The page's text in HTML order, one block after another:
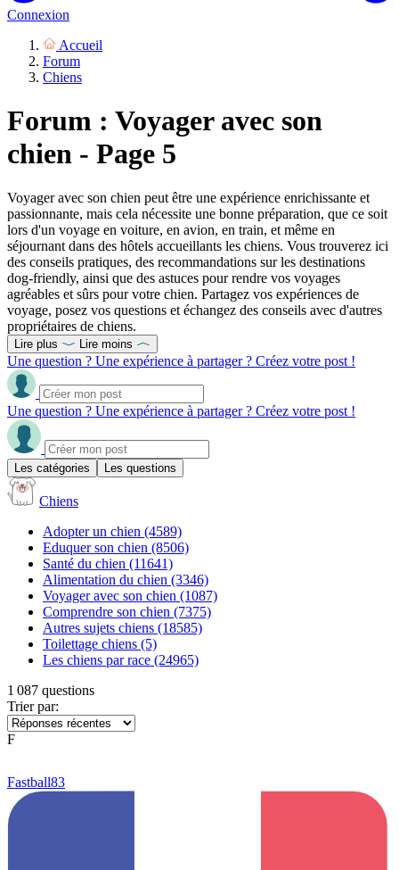
Connexion
Accueil
Forum
Chiens
Forum : Voyager avec son
chien - Page 5
Voyager avec son chien peut être une expérience enrichissante et
passionnante, mais cela nécessite une bonne préparation, que ce soit
lors d'un voyage en voiture, en avion, en train, et même en
séjournant dans des hôtels accueillants les chiens. Vous trouverez ici
des conseils pratiques, des recommandations sur les destinations
dog-friendly, ainsi que des astuces pour rendre vos voyages
agréables et sûrs pour votre chien. Partagez vos expériences de
voyage, posez vos questions et échangez des conseils avec d'autres
propriétaires de chiens.
Lire plus Lire moins
Une question ? Une expérience à partager ? Créez votre post !
Une question ? Une expérience à partager ? Créez votre post !
Les catégories Les questions
Chiens
Adopter un chien (4589)
Eduquer son chien (8506)
Santé du chien (11641)
Alimentation du chien (3346)
Voyager avec son chien (1087)
Comprendre son chien (7375)
Autres sujets chiens (18585)
Toilettage chiens (5)
Les chiens par race (24965)
1 087 questions
Trier par:
F
Fastball83